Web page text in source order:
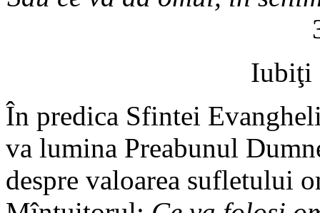
Iubiţi
În predica Sfintei
va lumina Preabunul
despre valoarea sufletului